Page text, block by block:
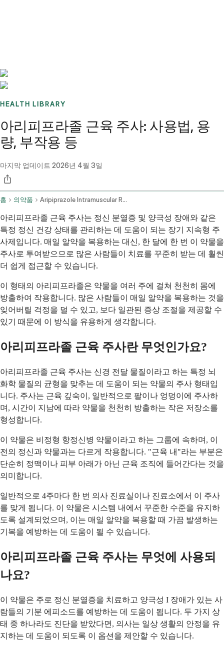
HEALTH LIBRARY
아리피프라졸 근육 주사: 사용법, 용
량, 부작용 등
마지막 업데이트 2026년 4월 3일
홈 의약품 Aripiprazole Intramuscular Route
아리피프라졸 근육 주사는 정신 분열증 및 양극성 장애와 같은
특정 정신 건강 상태를 관리하는 데 도움이 되는 장기 지속형 주
사제입니다. 매일 알약을 복용하는 대신, 한 달에 한 번 이 약물을
주사로 투여받으므로 많은 사람들이 치료를 꾸준히 받는 데 훨씬
더 쉽게 접근할 수 있습니다.
이 형태의 아리피프라졸은 약물을 여러 주에 걸쳐 천천히 몸에
방출하여 작용합니다. 많은 사람들이 매일 알약을 복용하는 것을
잊어버릴 걱정을 덜 수 있고, 보다 일관된 증상 조절을 제공할 수
있기 때문에 이 방식을 유용하게 생각합니다.
아리피프라졸 근육 주사란 무엇인가요?
아리피프라졸 근육 주사는 신경 전달 물질이라고 하는 특정 뇌
화학 물질의 균형을 맞추는 데 도움이 되는 약물의 주사 형태입
니다. 주사는 근육 깊숙이, 일반적으로 팔이나 엉덩이에 주사하
며, 시간이 지남에 따라 약물을 천천히 방출하는 작은 저장소를
형성합니다.
이 약물은 비정형 항정신병 약물이라고 하는 그룹에 속하며, 이
전의 정신과 약물과는 다르게 작용합니다. "근육 내"라는 부분은
단순히 정맥이나 피부 아래가 아닌 근육 조직에 들어간다는 것을
의미합니다.
일반적으로 4주마다 한 번 의사 진료실이나 진료소에서 이 주사
를 맞게 됩니다. 이 약물은 시스템 내에서 꾸준한 수준을 유지하
도록 설계되었으며, 이는 매일 알약을 복용할 때 가끔 발생하는
기복을 예방하는 데 도움이 될 수 있습니다.
아리피프라졸 근육 주사는 무엇에 사용되
나요?
이 약물은 주로 정신 분열증을 치료하고 양극성 I 장애가 있는 사
람들의 기분 에피소드를 예방하는 데 도움이 됩니다. 두 가지 상
태 중 하나라도 진단을 받았다면, 의사는 일상 생활의 안정을 유
지하는 데 도움이 되도록 이 옵션을 제안할 수 있습니다.